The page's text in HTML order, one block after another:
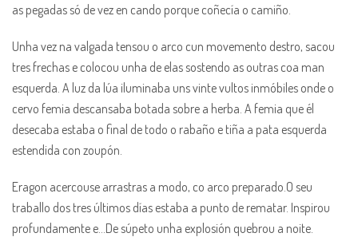
as pegadas só de vez en cando porque coñecía o camiño.
Unha vez na valgada tensou o arco cun movemento destro, sacou
tres frechas e colocou unha de elas sostendo as outras coa man
esquerda. A luz da lúa iluminaba uns vinte vultos inmóbiles onde o
cervo femia descansaba botada sobre a herba. A femia que él
desecaba estaba o final de todo o rabaño e tiña a pata esquerda
estendida con zoupón.
Eragon acercouse arrastras a modo, co arco preparado.O seu
traballo dos tres últimos días estaba a punto de rematar. Inspirou
profundamente e…De súpeto unha explosión quebrou a noite.